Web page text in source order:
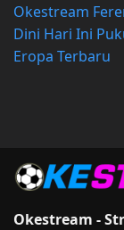
Okestream
Dini Hari Ini
Eropa Terbaru
Okestream -